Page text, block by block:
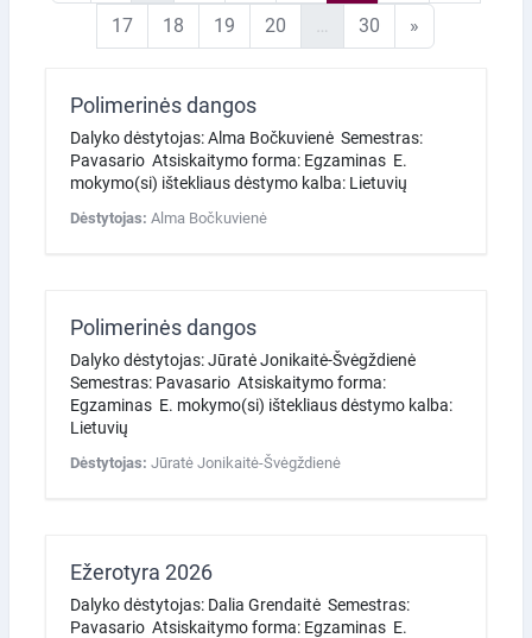
1717 puslapis
18 18 puslapis
19 19 puslapis
20 20 puslapis
30 30 puslapis
»
Polimerinės dangos
Dalyko dėstytojas: Alma Bočkuvienė Semestras:
Pavasario Atsiskaitymo forma: Egzaminas E.
mokymo(si) ištekliaus dėstymo kalba: Lietuvių
Dėstytojas: Alma Bočkuvienė
Polimerinės dangos
Dalyko dėstytojas: Jūratė Jonikaitė-Švėgždienė
Semestras: Pavasario Atsiskaitymo forma:
Egzaminas E. mokymo(si) ištekliaus dėstymo kalba:
Lietuvių
Dėstytojas: Jūratė Jonikaitė-Švėgždienė
Ežerotyra 2026
Dalyko dėstytojas: Dalia Grendaitė Semestras:
Pavasario Atsiskaitymo forma: Egzaminas E.